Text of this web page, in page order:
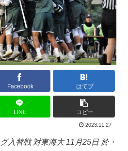
Facebook はてブ
LINE コピー
2023.11.27
入替戦 対東海大 11月25日 於・